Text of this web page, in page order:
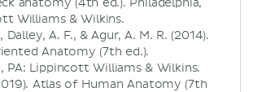
Williams & Wilkins.
Dalley, A. F., & Agur, A. M. R. (2014).
Anatomy (7th ed.).
PA: Lippincott Williams & Wilkins.
Atlas of Human Anatomy (7th